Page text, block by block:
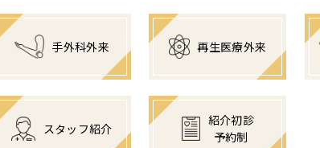
手外科外来 再生医療外来
スタッフ紹介
紹介初診
予約制